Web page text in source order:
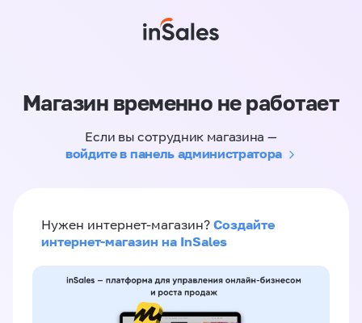
Магазин временно не работает
Если вы сотрудник магазина —
войдите в панель администратора
Нужен интернет-магазин? Создайте
интернет-магазин на InSales